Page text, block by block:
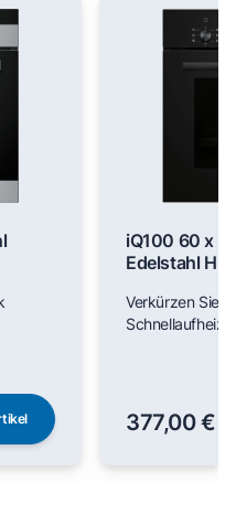
iQ100 60 x
Edelstahl
Verkürzen Sie
377,00 €